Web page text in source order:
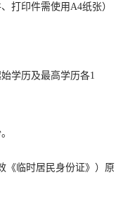
打印件需使用A4纸张）
学历及最高学历各1
《临时居民身份证》）原